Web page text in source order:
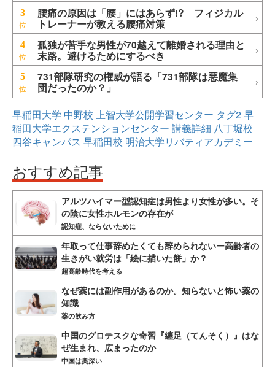
3 腰痛の原因は「腰」にはあらず!? フィジカル
トレーナーが教える腰痛対策
4 孤独が苦手な男性が70越えて離婚される理由と
末路。避けるためにするべき
5 731部隊研究の権威が語る「731部隊は悪魔集
団だったのか？」
早稲田大学 中野校 上智大学公開学習センター タグ2早
稲田大学エクステンションセンター 講義詳細 八丁堀校
四谷キャンパス 早稲田校 明治大学リバティアカデミー
おすすめ記事
アルツハイマー型認知症は男性より女性が多い。そ
の陰に女性ホルモンの存在が
認知症、ならないために
年取って仕事辞めたくても辞められないー高齢者の
生きがい就労は「絵に描いた餅」か？
超高齢時代を考える
なぜ薬には副作用があるのか。知らないと怖い薬の
知識
薬の飲み方
中国のグロテスクな奇習『纏足（てんそく）』はな
ぜ生まれ、広まったのか
中国は奥深い